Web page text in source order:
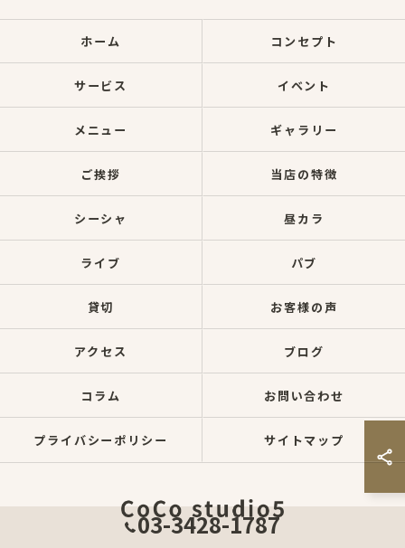
03-3428-1787
ホーム コンセプト
サービス イベント
メニュー ギャラリー
ご挨拶 当店の特徴
シーシャ 昼カラ
ライブ パブ
貸切 お客様の声
アクセス ブログ
コラム お問い合わせ
プライバシーポリシー サイトマップ